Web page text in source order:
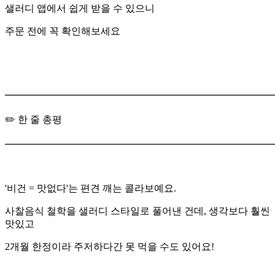
샐러디 앱에서 쉽게 받을 수 있으니
주문 전에 꼭 확인해보세요
✏️ 한 줄 총평
'비건 = 맛없다'는 편견 깨는 콜라보예요.
사찰음식 철학을 샐러디 스타일로 풀어낸 건데, 생각보다 훨씬
맛있고
2개월 한정이라 주저하다간 못 먹을 수도 있어요!